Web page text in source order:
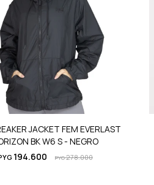
JACKET FEM EVERLAST
BK W6 S - NEGRO
194.600 PYG278.000